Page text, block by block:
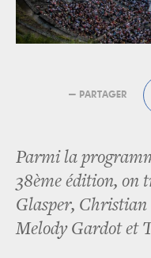
— PARTAGER
Parmi la
38ème édition, on
Glasper, Christian
Melody Gardot et